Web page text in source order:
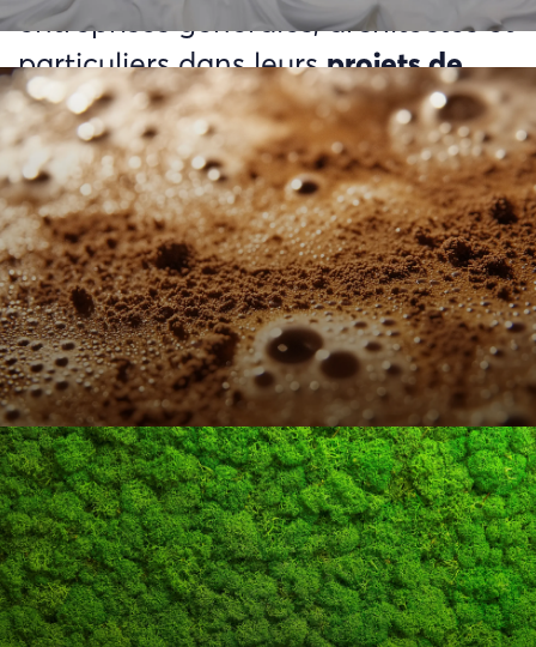
entreprises générales, architectes et
particuliers dans leursprojets de
construction et de rénovation, avec
une exigence constante dequalité
et deperformance thermique.
Grâce à une croissance solide et
des investissements continus,
ISOPRO s’impose aujourd’hui
comme un acteur de référence sur
le marché.
EN SAVOIR +